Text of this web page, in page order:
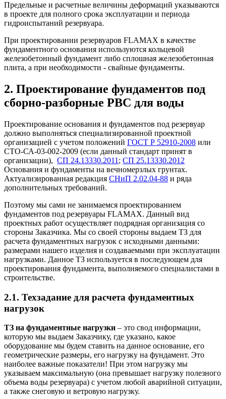
Предельные и расчетные величины деформаций указываются
в проекте для полного срока эксплуатации и периода
гидроиспытаний резервуара.
При проектировании резервуаров FLAMAX в качестве
фундаментного основания используются кольцевой
железобетонный фундамент либо сплошная железобетонная
плита, а при необходимости - свайные фундаменты.
2. Проектирование фундаментов под
сборно-разборные РВС для воды
Проектирование основания и фундаментов под резервуар
должно выполняться специализированной проектной
организацией с учетом положений ГОСТ Р 52910-2008 или
СТО-СА-03-002-2009 (если данный стандарт принят в
организации), СП 24.13330.2011 ; СП 25.13330.2012
Основания и фундаменты на вечномерзлых грунтах.
Актуализированная редакция СНиП 2.02.04-88 и ряда
дополнительных требований.
Поэтому мы сами не занимаемся проектированием
фундаментов под резервуары FLAMAX. Данный вид
проектных работ осуществляет подрядная организация со
стороны Заказчика. Мы со своей стороны выдаем ТЗ для
расчета фундаментных нагрузок с исходными данными:
размерами нашего изделия и создаваемыми при эксплуатации
нагрузками. Данное ТЗ используется в последующем для
проектирования фундамента, выполняемого специалистами в
строительстве.
2.1. Техзадание для расчета фундаментных
нагрузок
ТЗ на фундаментные нагрузки – это свод информации,
которую мы выдаем Заказчику, где указано, какое
оборудование мы будем ставить на данное основание, его
геометрические размеры, его нагрузку на фундамент. Это
наиболее важные показатели! При этом нагрузку мы
указываем максимальную (она превышает нагрузку полезного
объема воды резервуара) с учетом любой аварийной ситуации,
а также снеговую и ветровую нагрузку.